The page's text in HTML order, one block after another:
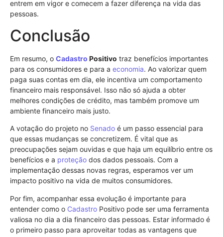
entrem em vigor e comecem a fazer diferença na vida das
pessoas.
Conclusão
Em resumo, o Cadastro Positivo traz benefícios importantes
para os consumidores e para a economia. Ao valorizar quem
paga suas contas em dia, ele incentiva um comportamento
financeiro mais responsável. Isso não só ajuda a obter
melhores condições de crédito, mas também promove um
ambiente financeiro mais justo.
A votação do projeto no Senado é um passo essencial para
que essas mudanças se concretizem. É vital que as
preocupações sejam ouvidas e que haja um equilíbrio entre os
benefícios e a proteção dos dados pessoais. Com a
implementação dessas novas regras, esperamos ver um
impacto positivo na vida de muitos consumidores.
Por fim, acompanhar essa evolução é importante para
entender como o Cadastro Positivo pode ser uma ferramenta
valiosa no dia a dia financeiro das pessoas. Estar informado é
o primeiro passo para aproveitar todas as vantagens que